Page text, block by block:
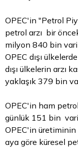
OPEC'in "Petrol
petrol arzı bir
milyon 840 bin
OPEC dışı
dışı ülkelerin arzı
yaklaşık 379 bin
OPEC'in ham
günlük 151 bin
OPEC'in üretiminin
aya göre küresel